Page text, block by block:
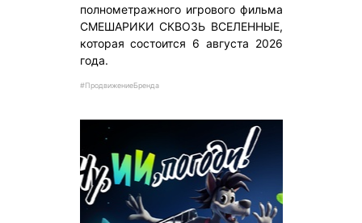
полнометражного игрового фильма
СМЕШАРИКИ СКВОЗЬ ВСЕЛЕННЫЕ,
которая состоится 6 августа 2026
года.
#ПродвижениеБренда